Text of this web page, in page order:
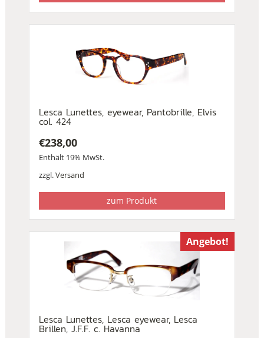
Lesca Lunettes, eyewear, Pantobrille, Elvis
col. 424
€238,00
Enthält 19% MwSt.
zzgl.Versand
zum Produkt
Angebot!
Lesca Lunettes, Lesca eyewear, Lesca
Brillen, J.F.F. c. Havanna